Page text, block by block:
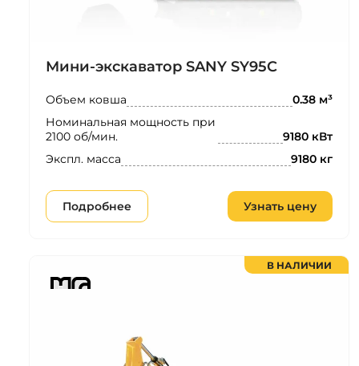
Мини-экскаватор SANY SY95C
Объем ковша 0.38 м³
Номинальная мощность при
2100 об/мин.
9180 кВт
Экспл. масса 9180 кг
Подробнее Узнать цену
В НАЛИЧИИ